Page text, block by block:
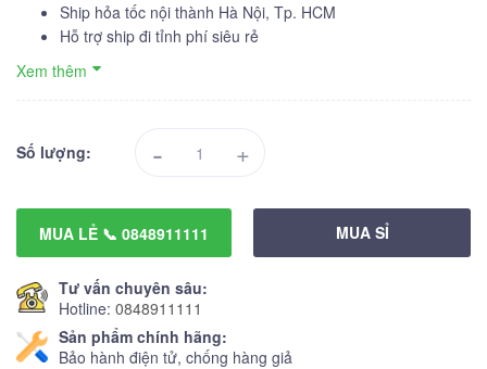
Ship hỏa tốc nội thành Hà Nội, Tp. HCM
Hỗ trợ ship đi tỉnh phí siêu rẻ
Xem thêm
Số lượng: - +
MUA LẺ 📞 0848911111 MUA SỈ
Tư vấn chuyên sâu:
Hotline: 0848911111
Sản phẩm chính hãng:
Bảo hành điện tử, chống hàng giả